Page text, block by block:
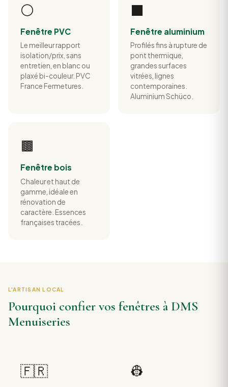
⚪
Fenêtre PVC
Le meilleur rapport
isolation/prix, sans
entretien, en blanc ou
plaxé bi-couleur. PVC
France Fermetures.
⬛
Fenêtre aluminium
Profilés fins à rupture de
pont thermique,
grandes surfaces
vitrées, lignes
contemporaines.
Aluminium Schüco.
🟫
Fenêtre bois
Chaleur et haut de
gamme, idéale en
rénovation de
caractère. Essences
françaises tracées.
L'ARTISAN LOCAL
Pourquoi confier vos fenêtres à DMS
Menuiseries
🇫🇷 👷